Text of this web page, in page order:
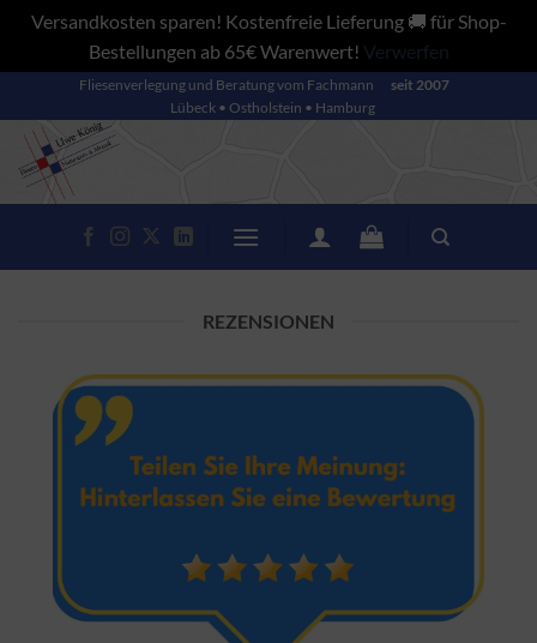
Versandkosten sparen! Kostenfreie Lieferung 🚚 für Shop-
Bestellungen ab 65€ Warenwert! Verwerfen
Inhalt
springen
Fliesenverlegung und Beratung vom Fachmann
seit 2007
Lübeck • Ostholstein • Hamburg
REZENSIONEN